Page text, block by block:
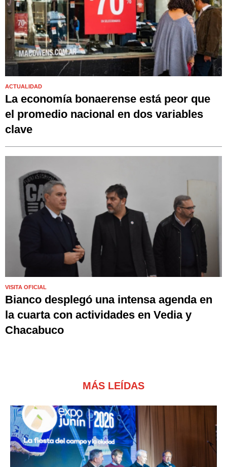
ACTUALIDAD
La economía bonaerense está peor que
el promedio nacional en dos variables
clave
VISITA OFICIAL
Bianco desplegó una intensa agenda en
la cuarta con actividades en Vedia y
Chacabuco
MÁS LEÍDAS